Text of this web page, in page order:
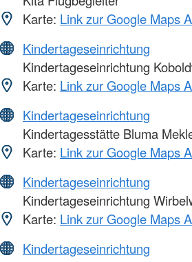
Karte: Link zur Google Maps
Kindertageseinrichtung
Kindertageseinrichtung
Karte: Link zur Google Maps
Kindertageseinrichtung
Kindertagesstätte Bluma
Karte: Link zur Google Maps
Kindertageseinrichtung
Kindertageseinrichtung
Karte: Link zur Google Maps
Kindertageseinrichtung